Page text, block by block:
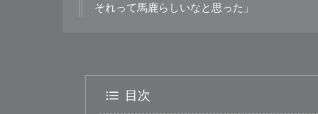
それって馬鹿らしいなと思った」
目次